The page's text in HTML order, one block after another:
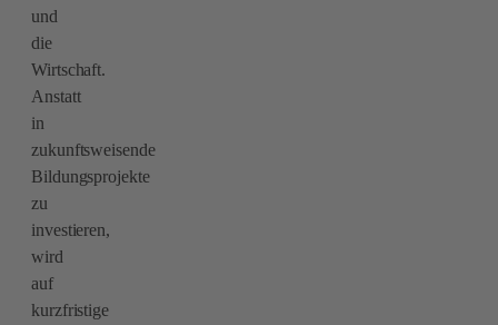
und
die
Wirtschaft.
Anstatt
in
zukunftsweisende
Bildungsprojekte
zu
investieren,
wird
auf
kurzfristige